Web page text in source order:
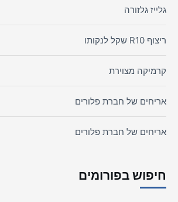
גלייז גלזורה
ריצוף R10 שקל לנקותו
קרמיקה מצוירת
אריחים של חברת פלורים
אריחים של חברת פלורים
חיפוש בפורומים